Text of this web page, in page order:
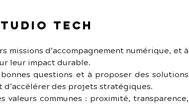
Tech
missions d’accompagnement numérique, et à
leur impact durable.
questions et à proposer des solutions
des projets stratégiques.
communes : proximité, transparence,